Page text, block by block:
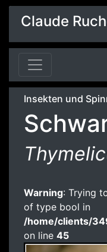
Claude
Insekten und
Warning: Trying
of type bool in
/home/clients/
on line 45